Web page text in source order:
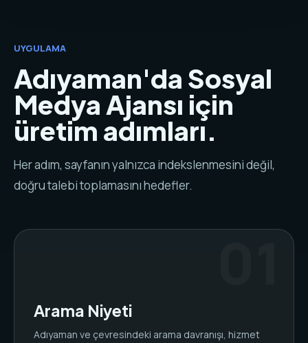
UYGULAMA
Adıyaman'da Sosyal
Medya Ajansı için
üretim adımları.
Her adım, sayfanın yalnızca indekslenmesini değil,
doğru talebi toplamasını hedefler.
Arama Niyeti
Adıyaman ve çevresindeki arama davranışı, hizmet